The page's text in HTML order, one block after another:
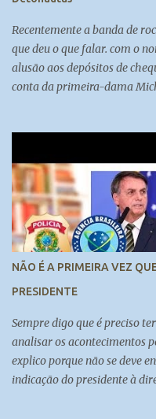
Recentemente a banda de
que deu o que falar. com o
alusão aos depósitos de
conta da primeira-dama
https://www.youtube.com/
w
NÃO É A PRIMEIRA VEZ
PRESIDENTE
Sempre digo que é preciso
analisar os acontecimentos
explico porque não se deve
indicação do presidente à